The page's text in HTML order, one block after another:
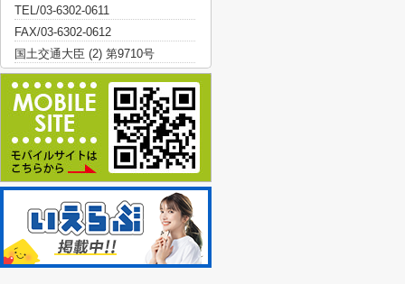
TEL/03-6302-0611
FAX/03-6302-0612
国土交通大臣 (2) 第9710号